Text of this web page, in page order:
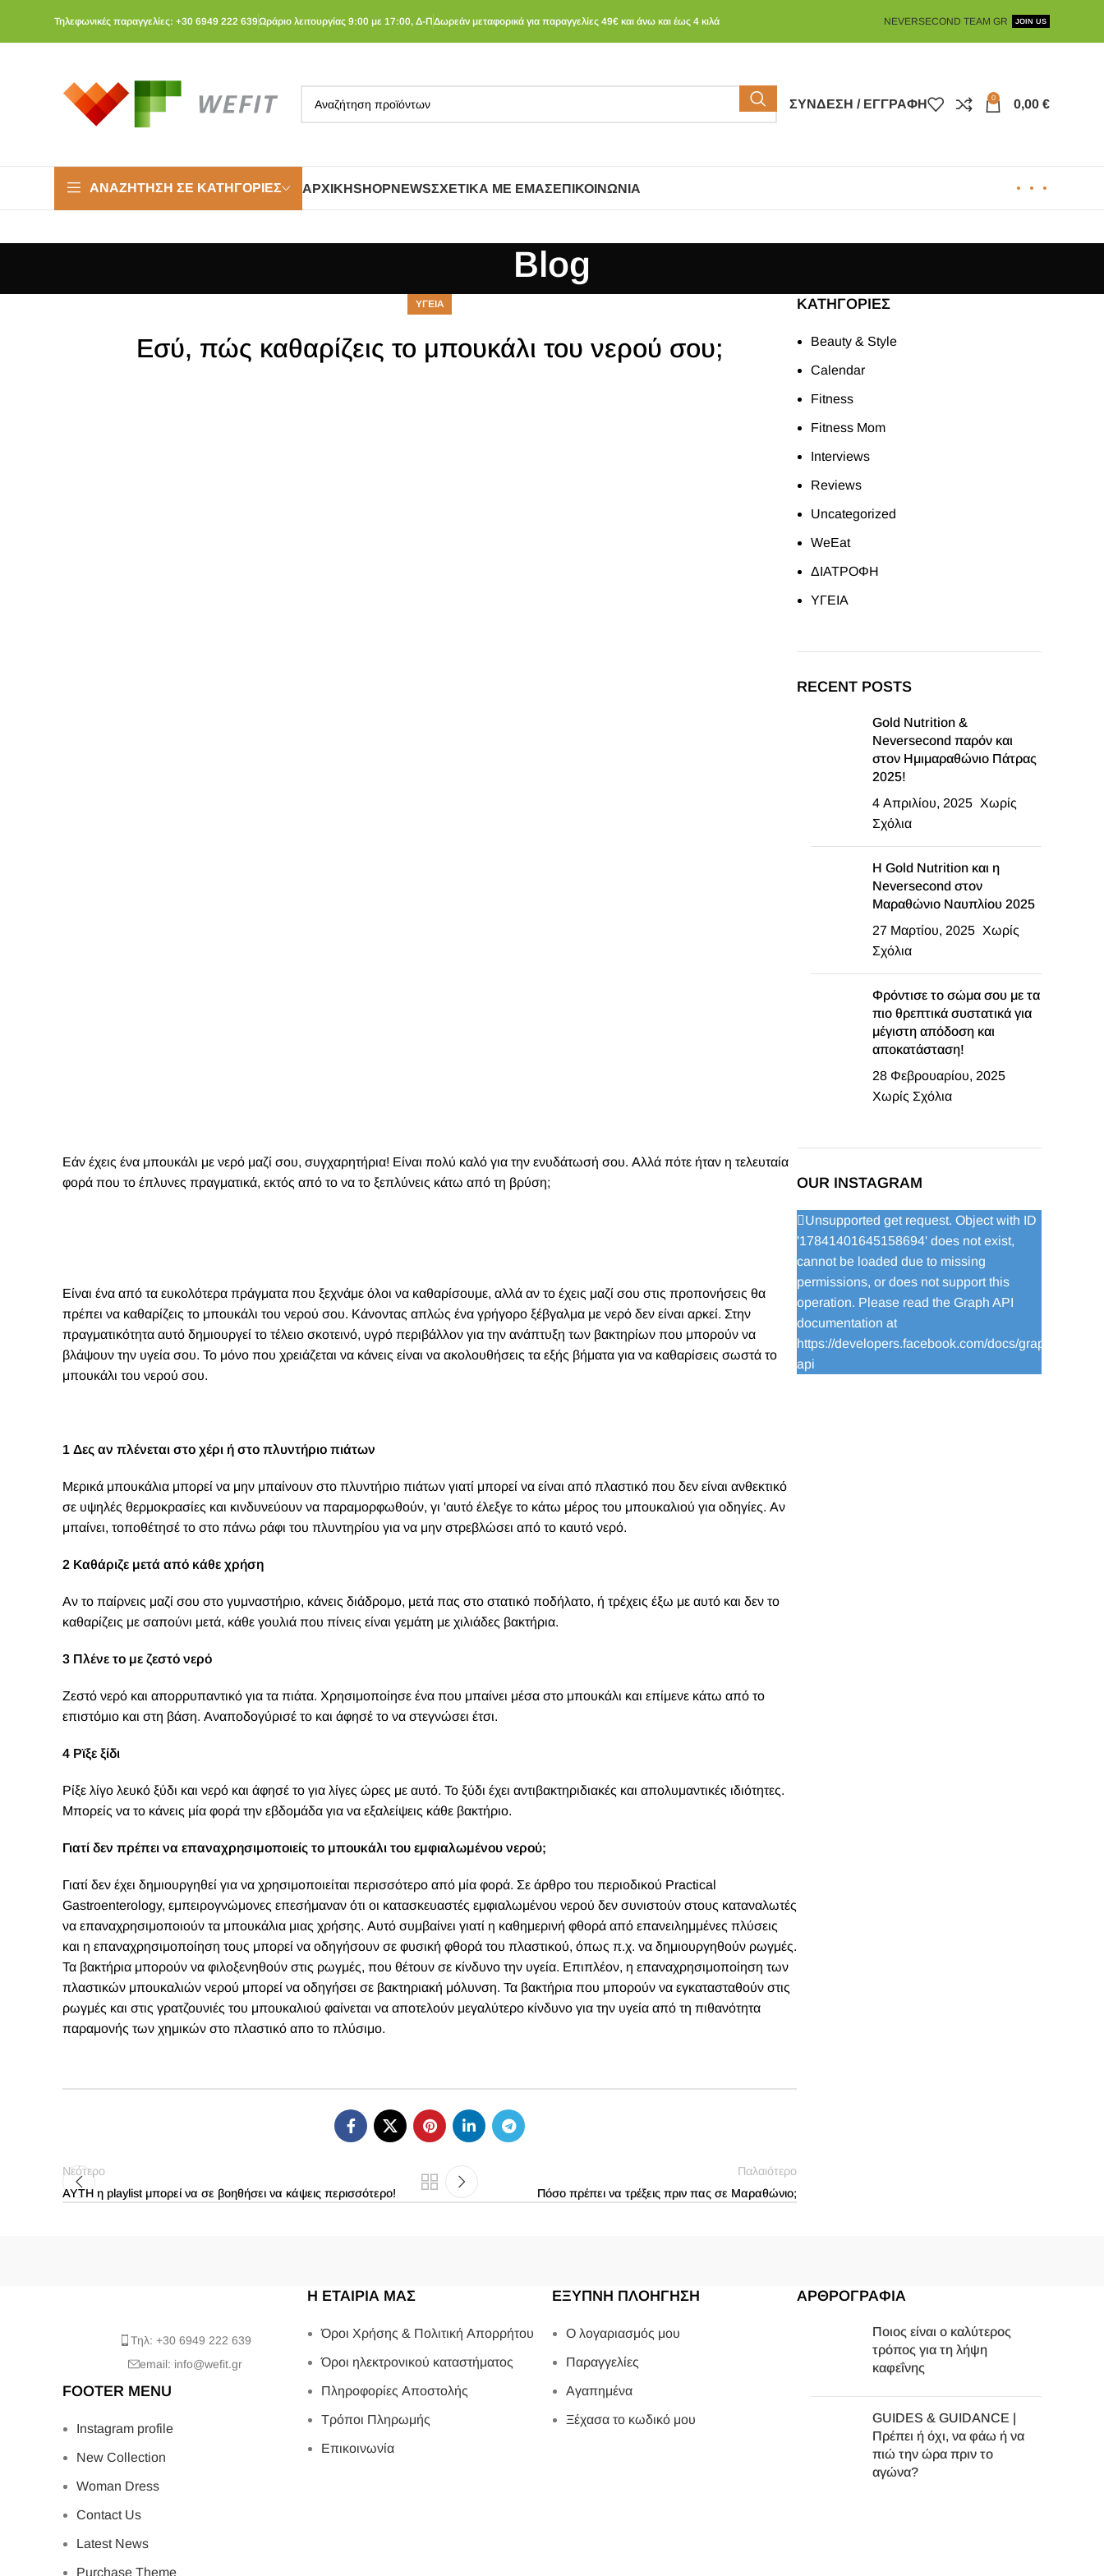
Τηλεφωνικές παραγγελίες: +30 6949 222 639Ωράριο λειτουργίας 9:00 με 17:00, Δ-ΠΔωρεάν μεταφορικά για παραγγελίες 49€ και άνω και έως 4 κιλά NEVERSECOND TEAM GR JOIN US
ΣΎΝΔΕΣΗ / ΕΓΓΡΑΦΉ 0 0,00 €
ΑΝΑΖΉΤΗΣΗ ΣΕ ΚΑΤΗΓΟΡΊΕΣ ΑΡΧΙΚΉSHOPNEWSΣΧΕΤΙΚΆ ΜΕ ΕΜΆΣΕΠΙΚΟΙΝΩΝΊΑ
Blog
ΥΓΕΙΑ
Εσύ, πώς καθαρίζεις το μπουκάλι του νερού σου;
Εάν έχεις ένα μπουκάλι με νερό μαζί σου, συγχαρητήρια! Είναι πολύ καλό για την ενυδάτωσή σου. Αλλά πότε ήταν η τελευταία
φορά που το έπλυνες πραγματικά, εκτός από το να το ξεπλύνεις κάτω από τη βρύση;
Είναι ένα από τα ευκολότερα πράγματα που ξεχνάμε όλοι να καθαρίσουμε, αλλά αν το έχεις μαζί σου στις προπονήσεις θα
πρέπει να καθαρίζεις το μπουκάλι του νερού σου. Κάνοντας απλώς ένα γρήγορο ξέβγαλμα με νερό δεν είναι αρκεί. Στην
πραγματικότητα αυτό δημιουργεί το τέλειο σκοτεινό, υγρό περιβάλλον για την ανάπτυξη των βακτηρίων που μπορούν να
βλάψουν την υγεία σου. Το μόνο που χρειάζεται να κάνεις είναι να ακολουθήσεις τα εξής βήματα για να καθαρίσεις σωστά το
μπουκάλι του νερού σου.
1 Δες αν πλένεται στο χέρι ή στο πλυντήριο πιάτων
Μερικά μπουκάλια μπορεί να μην μπαίνουν στο πλυντήριο πιάτων γιατί μπορεί να είναι από πλαστικό που δεν είναι ανθεκτικό
σε υψηλές θερμοκρασίες και κινδυνεύουν να παραμορφωθούν, γι 'αυτό έλεξγε το κάτω μέρος του μπουκαλιού για οδηγίες. Αν
μπαίνει, τοποθέτησέ το στο πάνω ράφι του πλυντηρίου για να μην στρεβλώσει από το καυτό νερό.
2 Καθάριζε μετά από κάθε χρήση
Αν το παίρνεις μαζί σου στο γυμναστήριο, κάνεις διάδρομο, μετά πας στο στατικό ποδήλατο, ή τρέχεις έξω με αυτό και δεν το
καθαρίζεις με σαπούνι μετά, κάθε γουλιά που πίνεις είναι γεμάτη με χιλιάδες βακτήρια.
3 Πλένε το με ζεστό νερό
Ζεστό νερό και απορρυπαντικό για τα πιάτα. Χρησιμοποίησε ένα που μπαίνει μέσα στο μπουκάλι και επίμενε κάτω από το
επιστόμιο και στη βάση. Αναποδογύρισέ το και άφησέ το να στεγνώσει έτσι.
4 Ρϊξε ξίδι
Ρίξε λίγο λευκό ξύδι και νερό και άφησέ το για λίγες ώρες με αυτό. Το ξύδι έχει αντιβακτηριδιακές και απολυμαντικές ιδιότητες.
Μπορείς να το κάνεις μία φορά την εβδομάδα για να εξαλείψεις κάθε βακτήριο.
Γιατί δεν πρέπει να επαναχρησιμοποιείς το μπουκάλι του εμφιαλωμένου νερού;
Γιατί δεν έχει δημιουργηθεί για να χρησιμοποιείται περισσότερο από μία φορά. Σε άρθρο του περιοδικού Practical
Gastroenterology, εμπειρογνώμονες επεσήμαναν ότι οι κατασκευαστές εμφιαλωμένου νερού δεν συνιστούν στους καταναλωτές
να επαναχρησιμοποιούν τα μπουκάλια μιας χρήσης. Αυτό συμβαίνει γιατί η καθημερινή φθορά από επανειλημμένες πλύσεις
και η επαναχρησιμοποίηση τους μπορεί να οδηγήσουν σε φυσική φθορά του πλαστικού, όπως π.χ. να δημιουργηθούν ρωγμές.
Τα βακτήρια μπορούν να φιλοξενηθούν στις ρωγμές, που θέτουν σε κίνδυνο την υγεία. Επιπλέον, η επαναχρησιμοποίηση των
πλαστικών μπουκαλιών νερού μπορεί να οδηγήσει σε βακτηριακή μόλυνση. Τα βακτήρια που μπορούν να εγκατασταθούν στις
ρωγμές και στις γρατζουνιές του μπουκαλιού φαίνεται να αποτελούν μεγαλύτερο κίνδυνο για την υγεία από τη πιθανότητα
παραμονής των χημικών στο πλαστικό απο το πλύσιμο.
Νεότερο
ΑΥΤΗ η playlist μπορεί να σε βοηθήσει να κάψεις περισσότερο!
Παλαιότερο
Πόσο πρέπει να τρέξεις πριν πας σε Μαραθώνιο;
KΑΤΗΓΟΡΊΕΣ
Beauty & Style
Calendar
Fitness
Fitness Mom
Interviews
Reviews
Uncategorized
WeEat
ΔΙΑΤΡΟΦΗ
ΥΓΕΙΑ
RECENT POSTS
Gold Nutrition &
Neversecond παρόν και
στον Ημιμαραθώνιο Πάτρας
2025!
4 Απριλίου, 2025 Χωρίς
Σχόλια
Η Gold Nutrition και η
Neversecond στον
Μαραθώνιο Ναυπλίου 2025
27 Μαρτίου, 2025 Χωρίς
Σχόλια
Φρόντισε το σώμα σου με τα
πιο θρεπτικά συστατικά για
μέγιστη απόδοση και
αποκατάσταση!
28 Φεβρουαρίου, 2025
Χωρίς Σχόλια
OUR INSTAGRAM
Unsupported get request. Object with ID
'17841401645158694' does not exist,
cannot be loaded due to missing
permissions, or does not support this
operation. Please read the Graph API
documentation at
https://developers.facebook.com/docs/graph-
api
Τηλ: +30 6949 222 639
email: info@wefit.gr
FOOTER MENU
Instagram profile
New Collection
Woman Dress
Contact Us
Latest News
Purchase Theme
Η ΕΤΑΙΡΙΑ ΜΑΣ
Όροι Χρήσης & Πολιτική Απορρήτου
Όροι ηλεκτρονικού καταστήματος
Πληροφορίες Αποστολής
Τρόποι Πληρωμής
Επικοινωνία
ΕΞΥΠΝΗ ΠΛΟΗΓΗΣΗ
Ο λογαριασμός μου
Παραγγελίες
Αγαπημένα
Ξέχασα το κωδικό μου
ΑΡΘΡΟΓΡΑΦΙΑ
Ποιος είναι ο καλύτερος
τρόπος για τη λήψη
καφεΐνης
GUIDES & GUIDANCE |
Πρέπει ή όχι, να φάω ή να
πιώ την ώρα πριν το
αγώνα?